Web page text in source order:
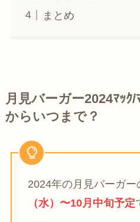
まとめ
月見バーガー2024ﾏｯ
からいつまで？
2024年の月見バーガー
（水）〜10月中旬予定